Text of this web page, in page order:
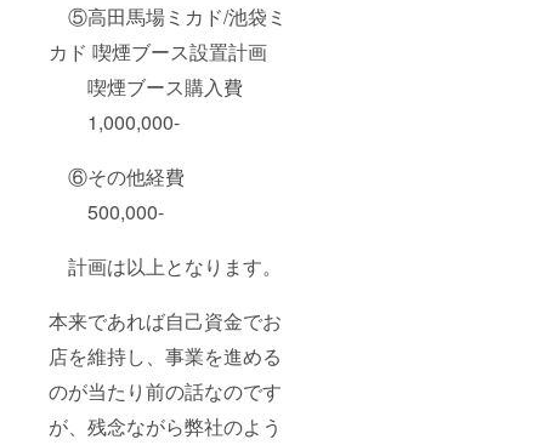
⑤高田馬場ミカド/池袋ミ
カド 喫煙ブース設置計画
喫煙ブース購入費
1,000,000-
⑥その他経費
500,000-
計画は以上となります。
本来であれば自己資金でお
店を維持し、事業を進める
のが当たり前の話なのです
が、残念ながら弊社のよう